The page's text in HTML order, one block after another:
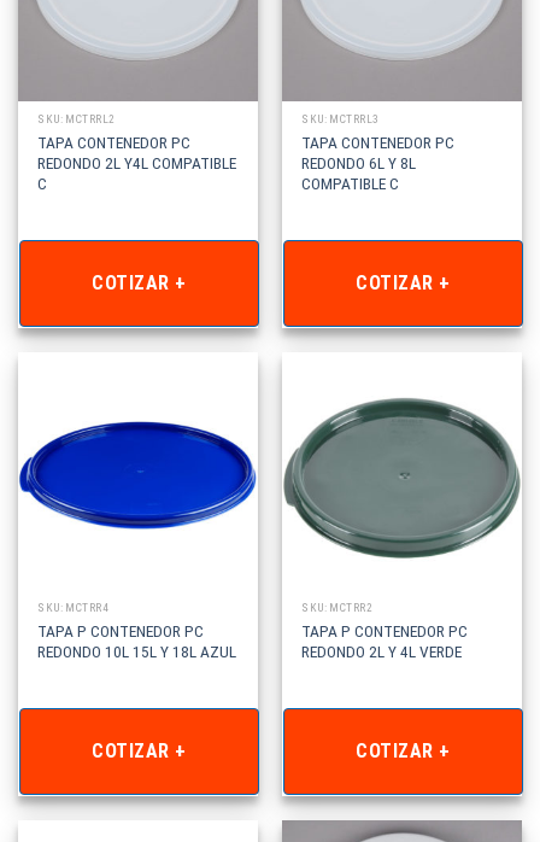
SKU: MCTRRL2
TAPA CONTENEDOR PC
REDONDO 2L Y4L COMPATIBLE
C
COTIZAR +
SKU: MCTRRL3
TAPA CONTENEDOR PC
REDONDO 6L Y 8L
COMPATIBLE C
COTIZAR +
SKU: MCTRR4
TAPA P CONTENEDOR PC
REDONDO 10L 15L Y 18L AZUL
COTIZAR +
SKU: MCTRR2
TAPA P CONTENEDOR PC
REDONDO 2L Y 4L VERDE
COTIZAR +